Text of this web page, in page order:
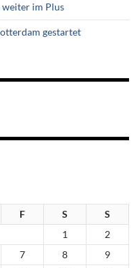
im Plus
gestartet
F S
S
1
2
7 8
9